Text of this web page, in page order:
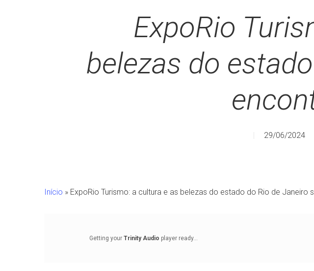
ExpoRio
belezas do
29/06/2024
Início » ExpoRio Turismo: a cultura e as belezas do estado do Rio de Janeiro
Getting your Trinity Audio player ready...